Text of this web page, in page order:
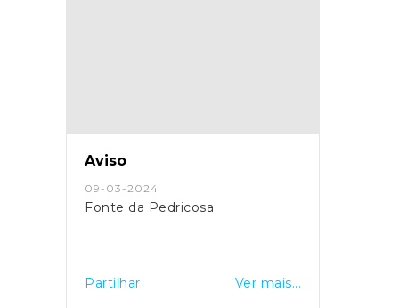
Aviso
09-03-2024
Fonte da Pedricosa
Partilhar Ver mais...